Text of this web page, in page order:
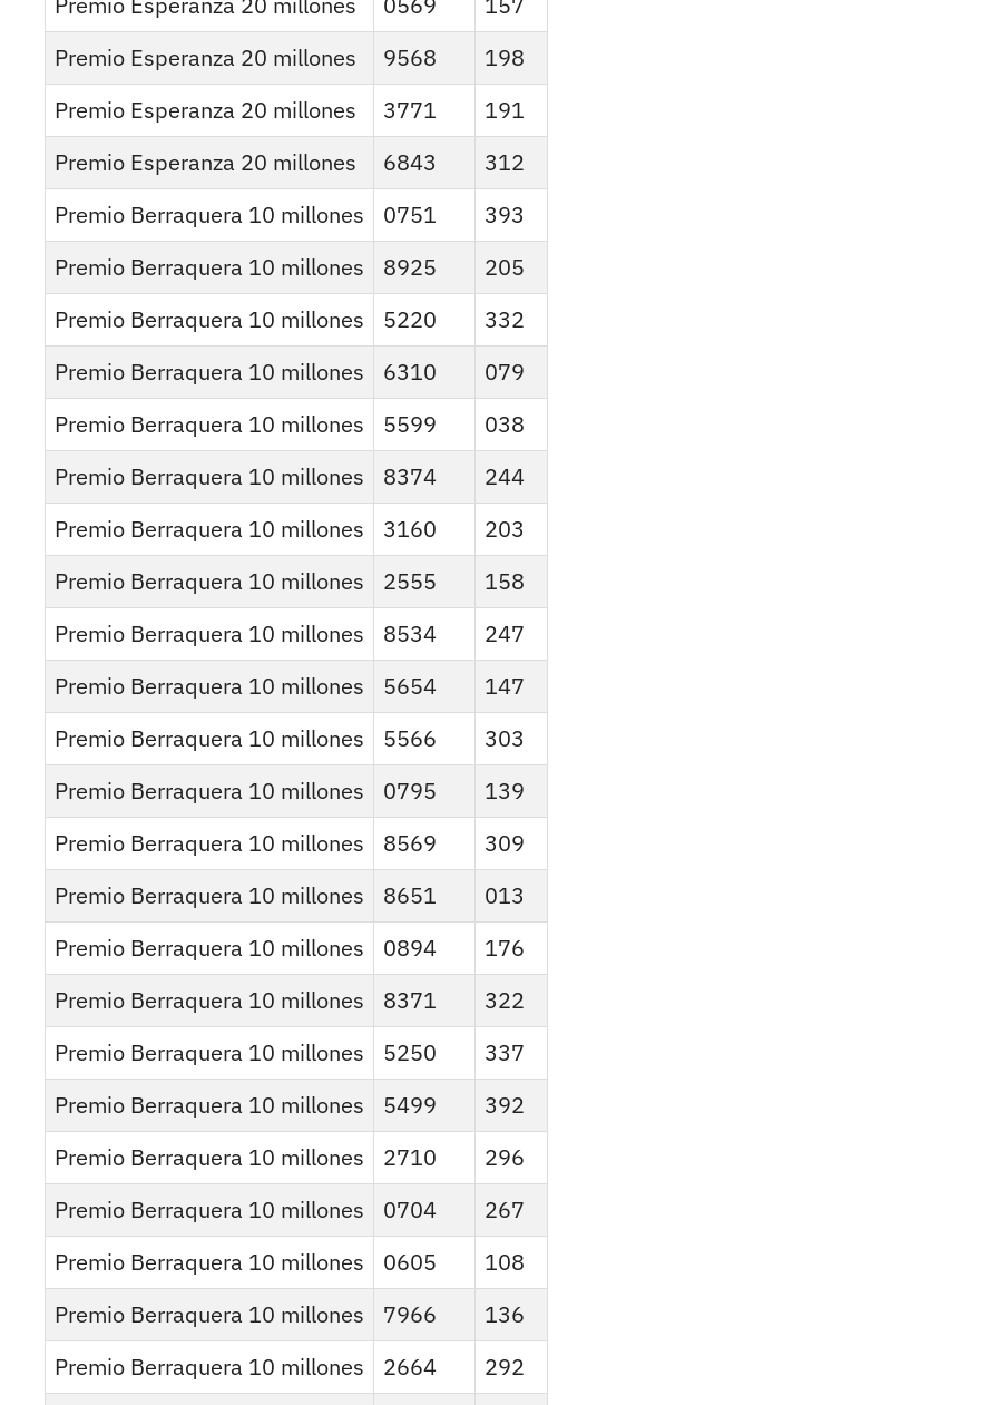
Premio Esperanza 20 millones
9568
198
Premio Esperanza 20 millones
3771
191
Premio Esperanza 20 millones
6843
312
Premio Berraquera 10 millones
0751
393
Premio Berraquera 10 millones
8925
205
Premio Berraquera 10 millones
5220
332
Premio Berraquera 10 millones
6310
079
Premio Berraquera 10 millones
5599
038
Premio Berraquera 10 millones
8374
244
Premio Berraquera 10 millones
3160
203
Premio Berraquera 10 millones
2555
158
Premio Berraquera 10 millones
8534
247
Premio Berraquera 10 millones
5654
147
Premio Berraquera 10 millones
5566
303
Premio Berraquera 10 millones
0795
139
Premio Berraquera 10 millones
8569
309
Premio Berraquera 10 millones
8651
013
Premio Berraquera 10 millones
0894
176
Premio Berraquera 10 millones
8371
322
Premio Berraquera 10 millones
5250
337
Premio Berraquera 10 millones
5499
392
Premio Berraquera 10 millones
2710
296
Premio Berraquera 10 millones
0704
267
Premio Berraquera 10 millones
0605
108
Premio Berraquera 10 millones
7966
136
Premio Berraquera 10 millones
2664
292